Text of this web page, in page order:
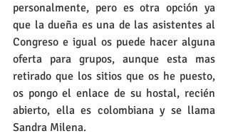
personalmente, pero es otra opción ya
que la dueña es una de las asistentes al
Congreso e igual os puede hacer alguna
oferta para grupos, aunque esta mas
retirado que los sitios que os he puesto,
os pongo el enlace de su hostal, recién
abierto, ella es colombiana y se llama
Sandra Milena.